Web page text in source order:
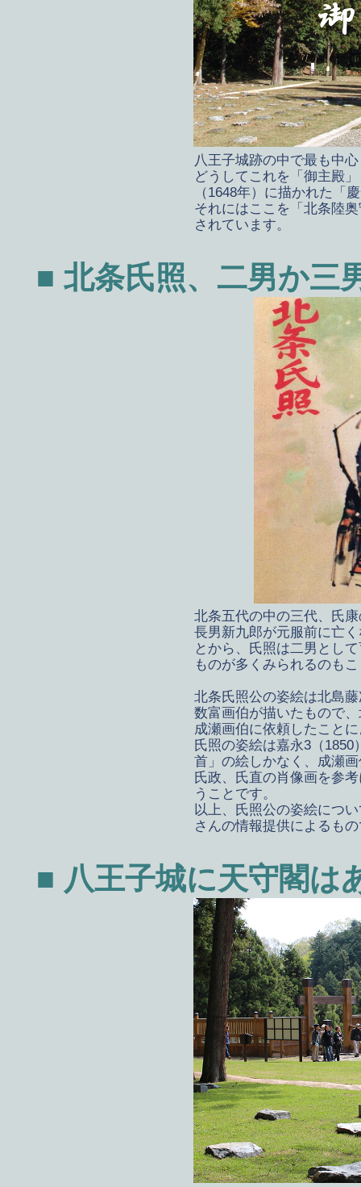
八王子城跡の中で最も中
どうしてこれを「御主殿
（1648年）に描かれた「
それにはここを「北条陸
されています。
■ 北条氏照、二男か三
北条五代の中の三代、氏
長男新九郎が元服前に亡
とから、氏照は二男とし
ものが多くみられるのも
北条氏照公の姿絵は北島
数富画伯が描いたもので
成瀬画伯に依頼したこと
氏照の姿絵は嘉永3（
首」の絵しかなく、成瀬
氏政、氏直の肖像画を参
うことです。
以上、氏照公の姿絵につ
さんの情報提供によるも
■ 八王子城に天守閣は